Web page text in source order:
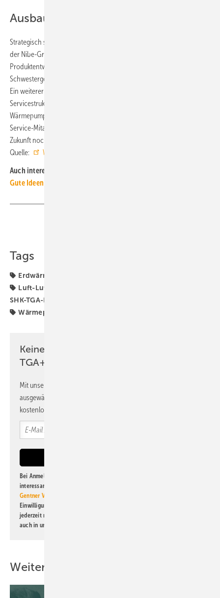
Ausbau Vertrieb und Service
Strategisch strebt der Hersteller eine stärkere Kooperation innerhalb
der Nibe-Gruppe an und will zukünftig vor allem in der
Produktentwicklung und Fertigung enger mit den
Schwestergesellschaften Nibe, CTC und
Ein weiterer Schwerpunkt ist der Ausbau der Vertriebs- und
Servicestruktur in Deutschland. „Im Verhältnis zu den verkauften
Wärmepumpen haben wir schon heute die meisten Vertriebs- und
Service-Mitarbeiter im Markt“, so Jung. „Diese Präsenz wollen wir in
Zukunft noch weiter ausbauen.“ ■
Quelle:
Waterkotte
Auch interessant:
Gute Ideen für den Wärmepumpenhochlauf
Tags
Erdwärmepumpe
Luft-Luft-Wärmepumpe
SHK-TGA-Hersteller bauen
Wärmepumpen-Rollout
Keine Zeit? Kein Problem mit dem
TGA+E Newsletter!
Mit unserem Newsletter erhalten Sie regelmäßig von uns
ausgewählte Informationen und Neuigkeiten, gebündelt und
kostenlos direkt ins Postfach.
Bei Anmeldung zu diesem Newsletter bin ich damit einverstanden, über
interessante Verlags- und Online-Angebote
Gentner Verlag GmbH & Co. KG
Einwilligung kann ich jederzeit widerrufen und eine Abmeldung ist
jederzeit möglich. Informationen zum Umgang mit Daten finden Sie
auch in unserer
Weitere Inhalte